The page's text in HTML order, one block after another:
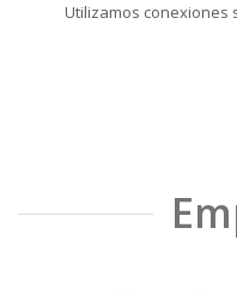
Utilizamos conexiones